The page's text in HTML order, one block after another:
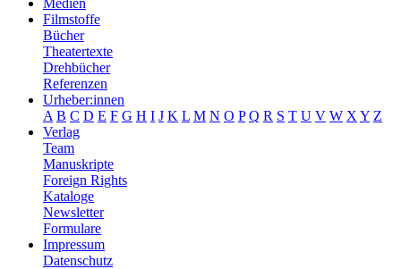
Filmstoffe
Bücher
Theatertexte
Drehbücher
Referenzen
Urheber:innen
A B C D E F G H I J K L M N O P Q R S T U V W X Y Z
Verlag
Team
Manuskripte
Foreign Rights
Kataloge
Newsletter
Formulare
Impressum
Datenschutz